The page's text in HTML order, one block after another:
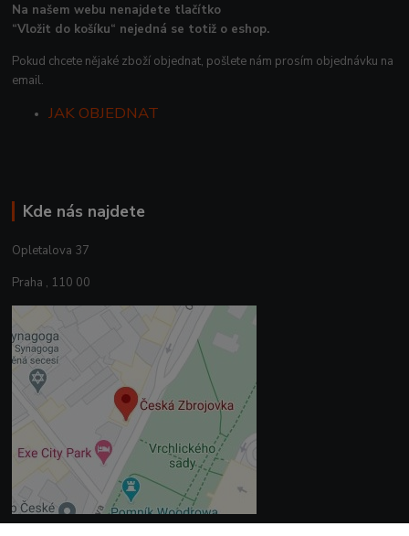
Na našem webu nenajdete tlačítko
“Vložit do košíku“ nejedná se totiž o eshop.
Pokud chcete nějaké zboží objednat, pošlete nám prosím objednávku na
email.
JAK OBJEDNAT
Kde nás najdete
Opletalova 37
Praha , 110 00